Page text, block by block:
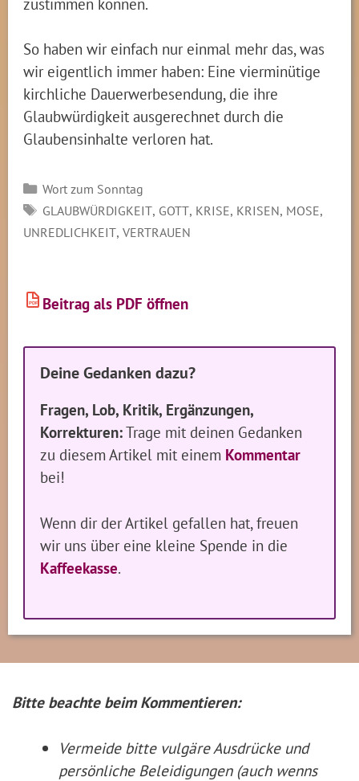
So haben wir einfach nur einmal mehr das, was
wir eigentlich immer haben: Eine vierminütige
kirchliche Dauerwerbesendung, die ihre
Glaubwürdigkeit ausgerechnet durch die
Glaubensinhalte verloren hat.
Kategorien
Wort zum Sonntag
SCHLAGWÖRTER
GLAUBWÜRDIGKEIT, GOTT, KRISE, KRISEN, MOSE,
UNREDLICHKEIT,VERTRAUEN
PDF Beitrag als PDF öffnen
Deine Gedanken dazu?
Fragen, Lob, Kritik, Ergänzungen,
Korrekturen:Trage mit deinen Gedanken
zu diesem Artikel mit einem Kommentar
bei!
Wenn dir der Artikel gefallen hat, freuen
wir uns über eine kleine Spende in die
Kaffeekasse.
Bitte beachte beim Kommentieren:
Vermeide bitte vulgäre Ausdrücke und
persönliche Beleidigungen (auch wenns